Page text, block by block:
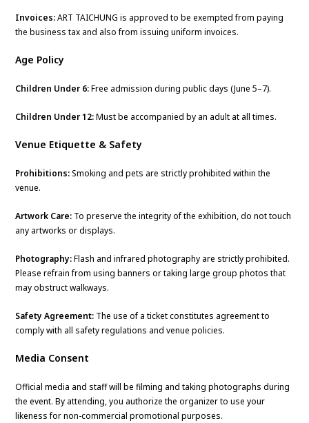
Invoices:ART TAICHUNG is approved to be exempted from paying
the business tax and also from issuing uniform invoices.
Age Policy
Children Under 6:Free admission during public days (June 5–7).
Children Under 12:Must be accompanied by an adult at all times.
Venue Etiquette & Safety
Prohibitions:Smoking and pets are strictly prohibited within the
venue.
Artwork Care: To preserve the integrity of the exhibition, do not touch
any artworks or displays.
Photography:Flash and infrared photography are strictly prohibited.
Please refrain from using banners or taking large group photos that
may obstruct walkways.
Safety Agreement: The use of a ticket constitutes agreement to
comply with all safety regulations and venue policies.
Media Consent
Official media and staff will be filming and taking photographs during
the event. By attending, you authorize the organizer to use your
likeness for non-commercial promotional purposes.